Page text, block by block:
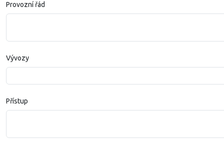
Provozní řád
Vývozy
Přístup